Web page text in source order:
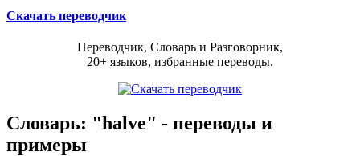
Скачать переводчик
Переводчик, Словарь и Разговорник,
20+ языков, избранные переводы.
Словарь: "halve" - переводы и
примеры